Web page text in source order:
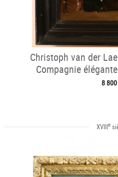
Christoph van der
Compagnie
8
XVIIIe